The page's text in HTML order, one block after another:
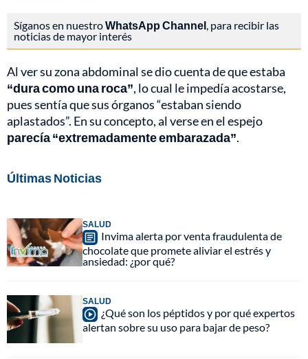
Síganos en nuestroWhatsApp Channel, para recibir las
noticias de mayor interés
Al ver su zona abdominal se dio cuenta de que estaba
“dura como una roca”, lo cual le impedía acostarse,
pues sentía que sus órganos “estaban siendo
aplastados”. En su concepto, al verse en el espejo
parecía “extremadamente embarazada”.
Últimas Noticias
SALUD
Invima alerta por venta fraudulenta de
chocolate que promete aliviar el estrés y
ansiedad: ¿por qué?
SALUD
¿Qué son los péptidos y por qué expertos
alertan sobre su uso para bajar de peso?